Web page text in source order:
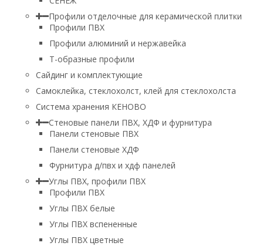
Профили отделочные для керамической плитки
Профили ПВХ
Профили алюминий и нержавейка
Т-образные профили
Сайдинг и комплектующие
Самоклейка, стеклохолст, клей для стеклохолста
Система хранения КЕНОВО
Стеновые панели ПВХ, ХДФ и фурнитура
Панели стеновые ПВХ
Панели стеновые ХДФ
Фурнитура д/пвх и хдф панелей
Углы ПВХ, профили ПВХ
Профили ПВХ
Углы ПВХ белые
Углы ПВХ вспененные
Углы ПВХ цветные